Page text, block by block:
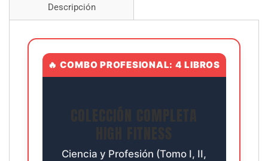
T3+
Ejercicio
Clínico
Descripción
🔥 COMBO PROFESIONAL: 4 LIBROS
Ciencia y Profesión (Tomo I, II,